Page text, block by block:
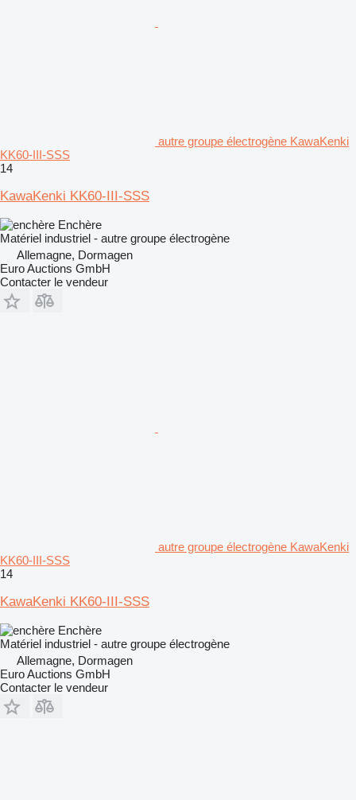
autre groupe électrogène KawaKenki
KK60-III-SSS
14
KawaKenki KK60-III-SSS
Enchère
Matériel industriel - autre groupe électrogène
Allemagne, Dormagen
Euro Auctions GmbH
Contacter le vendeur
autre groupe électrogène KawaKenki
KK60-III-SSS
14
KawaKenki KK60-III-SSS
Enchère
Matériel industriel - autre groupe électrogène
Allemagne, Dormagen
Euro Auctions GmbH
Contacter le vendeur